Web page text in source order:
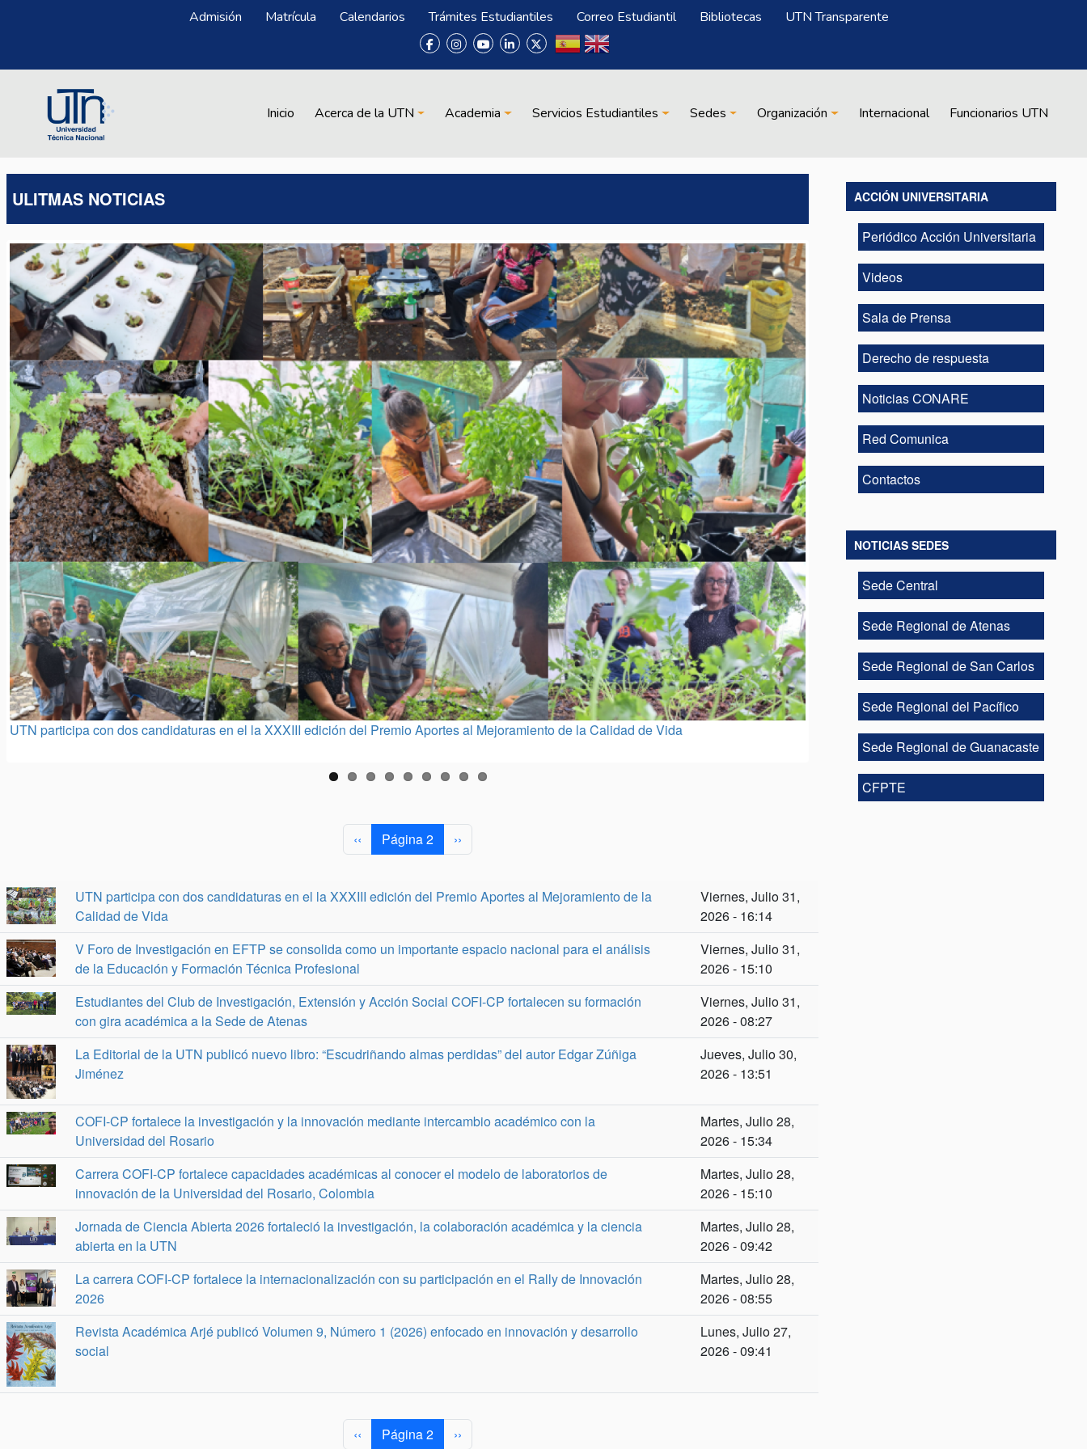
Menú Superior
Admisión Matrícula Calendarios Trámites Estudiantiles Correo Estudiantil Bibliotecas UTN Transparente
Main navigation
Inicio Acerca de la UTN Academia Servicios Estudiantiles Sedes Organización Internacional Funcionarios UTN
ULITMAS NOTICIAS
UTN participa con dos candidaturas en el la XXXIII edición del Premio Aportes al Mejoramiento de la Calidad de Vida
V Foro de Investigación en EFTP se consolida como un importante espacio nacional para el análisis de la Educación y Formación Técnica
Estudiantes del Club de Investigación, Extensión y Acción Social COFI-CP fortalecen su formación con gira académica a la Sede de
La Editorial de la UTN publicó nuevo libro: “Escudriñando almas perdidas” del autor Edgar Zúñiga Jiménez
COFI-CP fortalece la investigación y la innovación mediante intercambio académico con la Universidad del Rosario
Carrera COFI-CP fortalece capacidades académicas al conocer el modelo de laboratorios de innovación de la Universidad del Rosario,
Jornada de Ciencia Abierta 2026 fortaleció la investigación, la colaboración académica y la ciencia abierta en la UTN
La carrera COFI-CP fortalece la internacionalización con su participación en el Rally de Innovación 2026
Revista Académica Arjé publicó Volumen 9, Número 1 (2026) enfocado en innovación y desarrollo social
Página anterior
‹‹ Página 2 Siguiente página
››
UTN participa con dos candidaturas en el la XXXIII edición del Premio Aportes al Mejoramiento de la
Calidad de Vida
Viernes, Julio 31,
2026 - 16:14
V Foro de Investigación en EFTP se consolida como un importante espacio nacional para el análisis
de la Educación y Formación Técnica Profesional
Viernes, Julio 31,
2026 - 15:10
Estudiantes del Club de Investigación, Extensión y Acción Social COFI-CP fortalecen su formación
con gira académica a la Sede de Atenas
Viernes, Julio 31,
2026 - 08:27
La Editorial de la UTN publicó nuevo libro: “Escudriñando almas perdidas” del autor Edgar Zúñiga
Jiménez
Jueves, Julio 30,
2026 - 13:51
COFI-CP fortalece la investigación y la innovación mediante intercambio académico con la
Universidad del Rosario
Martes, Julio 28,
2026 - 15:34
Carrera COFI-CP fortalece capacidades académicas al conocer el modelo de laboratorios de
innovación de la Universidad del Rosario, Colombia
Martes, Julio 28,
2026 - 15:10
Jornada de Ciencia Abierta 2026 fortaleció la investigación, la colaboración académica y la ciencia
abierta en la UTN
Martes, Julio 28,
2026 - 09:42
La carrera COFI-CP fortalece la internacionalización con su participación en el Rally de Innovación
2026
Martes, Julio 28,
2026 - 08:55
Revista Académica Arjé publicó Volumen 9, Número 1 (2026) enfocado en innovación y desarrollo
social
Lunes, Julio 27,
2026 - 09:41
Página anterior
‹‹ Página 2 Siguiente página
››
ACCIÓN UNIVERSITARIA
Periódico Acción Universitaria
Videos
Sala de Prensa
Derecho de respuesta
Noticias CONARE
Red Comunica
Contactos
NOTICIAS SEDES
Sede Central
Sede Regional de Atenas
Sede Regional de San Carlos
Sede Regional del Pacífico
Sede Regional de Guanacaste
CFPTE